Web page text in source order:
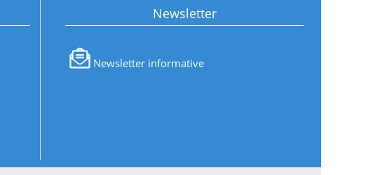
Newsletter
Newsletter informative